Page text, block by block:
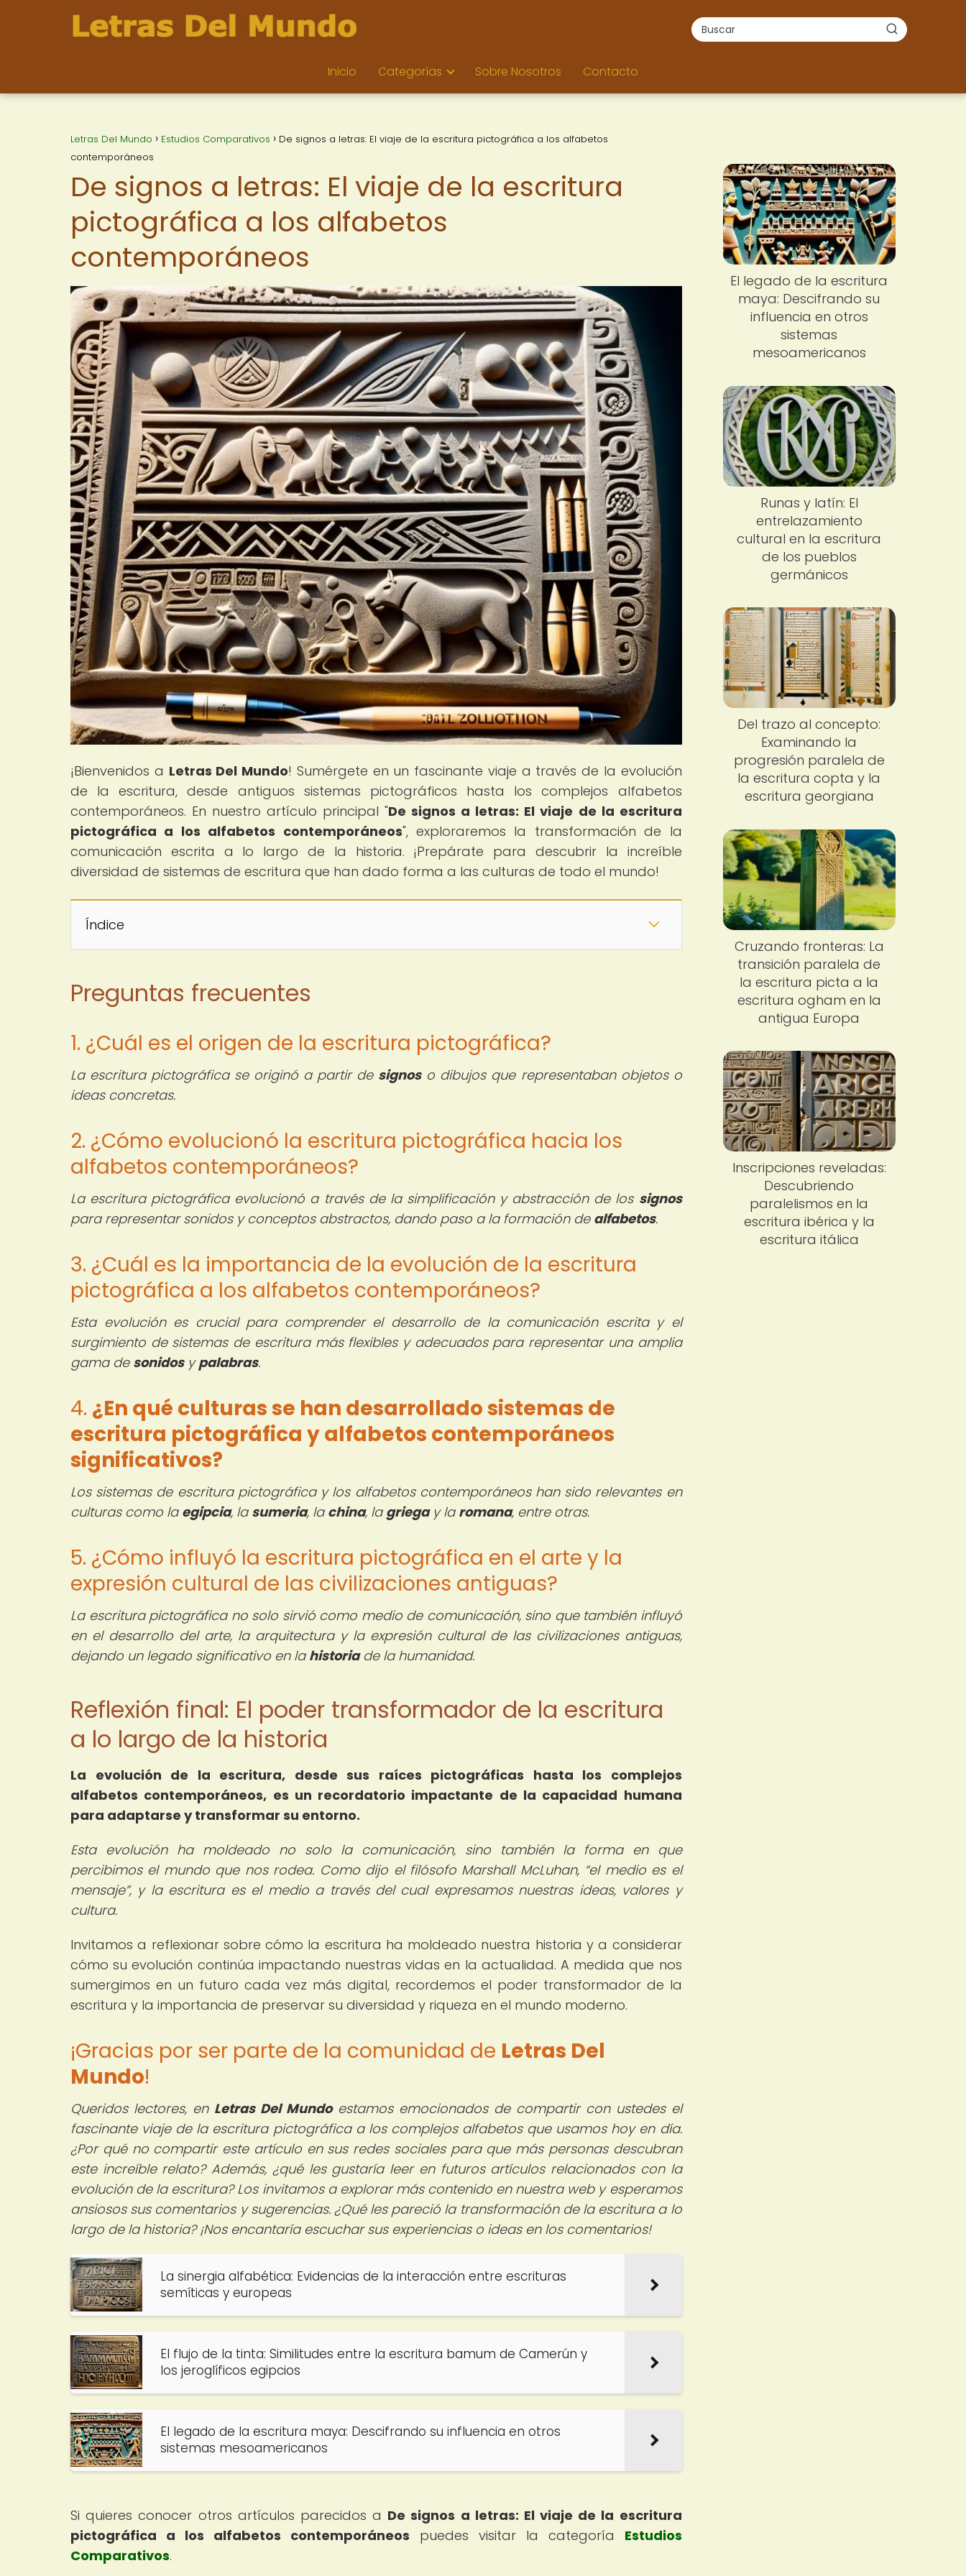
Inicio Categorías Sobre Nosotros Contacto
Letras Del Mundo Estudios Comparativos
De signos a letras: El viaje de la escritura pictográfica a los alfabetos
contemporáneos
De signos a letras: El viaje de la escritura
pictográfica a los alfabetos
contemporáneos
¡Bienvenidos a Letras Del Mundo! Sumérgete en un fascinante viaje a través de la evolución
de la escritura, desde antiguos sistemas pictográficos hasta los complejos alfabetos
contemporáneos. En nuestro artículo principal "De signos a letras: El viaje de la escritura
pictográfica a los alfabetos contemporáneos", exploraremos la transformación de la
comunicación escrita a lo largo de la historia. ¡Prepárate para descubrir la increíble
diversidad de sistemas de escritura que han dado forma a las culturas de todo el mundo!
Índice
Preguntas frecuentes
1. ¿Cuál es el origen de la escritura pictográfica?
La escritura pictográfica se originó a partir de signoso dibujos que representaban objetos o
ideas concretas.
2. ¿Cómo evolucionó la escritura pictográfica hacia los
alfabetos contemporáneos?
La escritura pictográfica evolucionó a través de la simplificación y abstracción de los signos
para representar sonidos y conceptos abstractos, dando paso a la formación de alfabetos.
3. ¿Cuál es la importancia de la evolución de la escritura
pictográfica a los alfabetos contemporáneos?
Esta evolución es crucial para comprender el desarrollo de la comunicación escrita y el
surgimiento de sistemas de escritura más flexibles y adecuados para representar una amplia
gama de sonidosypalabras.
4. ¿En qué culturas se han desarrollado sistemas de
escritura pictográfica y alfabetos contemporáneos
significativos?
Los sistemas de escritura pictográfica y los alfabetos contemporáneos han sido relevantes en
culturas como la egipcia, la sumeria, la china, la griegay la romana, entre otras.
5. ¿Cómo influyó la escritura pictográfica en el arte y la
expresión cultural de las civilizaciones antiguas?
La escritura pictográfica no solo sirvió como medio de comunicación, sino que también influyó
en el desarrollo del arte, la arquitectura y la expresión cultural de las civilizaciones antiguas,
dejando un legado significativo en la historiade la humanidad.
Reflexión final: El poder transformador de la escritura
a lo largo de la historia
La evolución de la escritura, desde sus raíces pictográficas hasta los complejos
alfabetos contemporáneos, es un recordatorio impactante de la capacidad humana
para adaptarse y transformar su entorno.
Esta evolución ha moldeado no solo la comunicación, sino también la forma en que
percibimos el mundo que nos rodea. Como dijo el filósofo Marshall McLuhan, el medio es el
mensaje , y la escritura es el medio a través del cual expresamos nuestras ideas, valores y
cultura.
Invitamos a reflexionar sobre cómo la escritura ha moldeado nuestra historia y a considerar
cómo su evolución continúa impactando nuestras vidas en la actualidad. A medida que nos
sumergimos en un futuro cada vez más digital, recordemos el poder transformador de la
escritura y la importancia de preservar su diversidad y riqueza en el mundo moderno.
¡Gracias por ser parte de la comunidad de Letras Del
Mundo!
Queridos lectores,en Letras Del Mundoestamos emocionados de compartir con ustedes el
fascinante viaje de la escritura pictográfica a los complejos alfabetos que usamos hoy en día.
¿Por qué no compartir este artículo en sus redes sociales para que más personas descubran
este increíble relato? Además, ¿qué les gustaría leer en futuros artículos relacionados con la
evolución de la escritura? Los invitamos a explorar más contenido en nuestra web y esperamos
ansiosos sus comentarios y sugerencias. ¿Qué les pareció la transformación de la escritura a lo
largo de la historia? ¡Nos encantaría escuchar sus experiencias o ideas en los comentarios!
La sinergia alfabética: Evidencias de la interacción entre escrituras
semíticas y europeas
El flujo de la tinta: Similitudes entre la escritura bamum de Camerún y
los jeroglíficos egipcios
El legado de la escritura maya: Descifrando su influencia en otros
sistemas mesoamericanos
Si quieres conocer otros artículos parecidos a De signos a letras: El viaje de la escritura
pictográfica a los alfabetos contemporáneos puedes visitar la categoría Estudios
Comparativos.
El legado de la escritura
maya: Descifrando su
influencia en otros
sistemas
mesoamericanos
Runas y latín: El
entrelazamiento
cultural en la escritura
de los pueblos
germánicos
Del trazo al concepto:
Examinando la
progresión paralela de
la escritura copta y la
escritura georgiana
Cruzando fronteras: La
transición paralela de
la escritura picta a la
escritura ogham en la
antigua Europa
Inscripciones reveladas:
Descubriendo
paralelismos en la
escritura ibérica y la
escritura itálica